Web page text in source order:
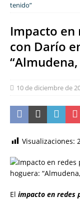
tenido”
Impacto
con Darío
10 de diciembre de
Visualizaciones:
El impacto en redes